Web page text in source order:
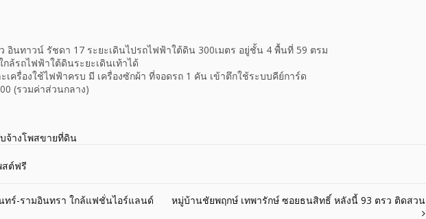
อินทาวน์ รัชดา 17 ระยะเดินไปรถไฟฟ้าใต้ดิน 300เมตร อยู่ชั้น 4 พื้นที่ 59 ตรม
กล้รถไฟฟ้าใต้ดินระยะเดินเท้าได้
เครื่องใช้ไฟฟ้าครบ มี เครื่องซักผ้า ที่จอดรถ 1 คัน เข้าตึกใช้ระบบคีย์การ์ด
(รวมค่าส่วนกลาง)
จ้างโพสขายที่ดิน
สต์ฟรี
ทร์-รามอินทรา ใกล้แฟชั่นไอร์แลนด์
หมู่บ้านชัยพฤกษ์ เทพารักษ์ ซอยธนสิทธิ์ หลังนี้ 93 ตรว ติดสวน